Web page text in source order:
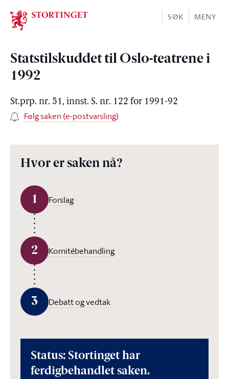
Stortinget.no
SØK MENY
Statstilskuddet til Oslo-teatrene i
1992
St.prp. nr. 51, innst. S. nr. 122 for 1991-92
Følg saken (e-postvarsling)
Hvor er saken nå?
1 Forslag
2 Komitébehandling
3 Debatt og vedtak
Status: Stortinget har
ferdigbehandlet saken.